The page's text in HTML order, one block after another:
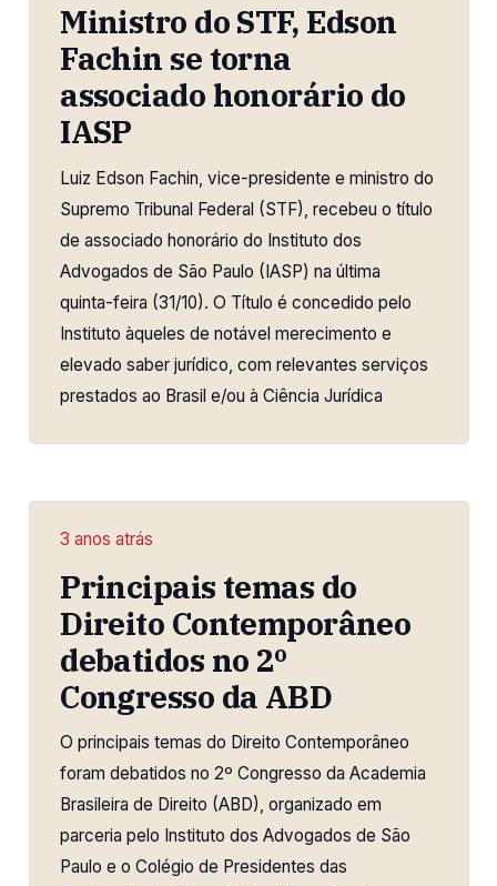
Ministro do STF, Edson
Fachin se torna
associado honorário do
IASP
Luiz Edson Fachin, vice-presidente e ministro do
Supremo Tribunal Federal (STF), recebeu o título
de associado honorário do Instituto dos
Advogados de São Paulo (IASP) na última
quinta-feira (31/10). O Título é concedido pelo
Instituto àqueles de notável merecimento e
elevado saber jurídico, com relevantes serviços
prestados ao Brasil e/ou à Ciência Jurídica
3 anos atrás
Principais temas do
Direito Contemporâneo
debatidos no 2º
Congresso da ABD
O principais temas do Direito Contemporâneo
foram debatidos no 2º Congresso da Academia
Brasileira de Direito (ABD), organizado em
parceria pelo Instituto dos Advogados de São
Paulo e o Colégio de Presidentes das